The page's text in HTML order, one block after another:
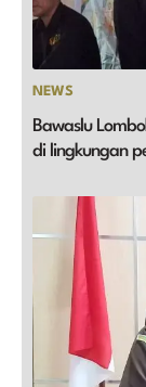
NEWS
Bawaslu
di lingkungan